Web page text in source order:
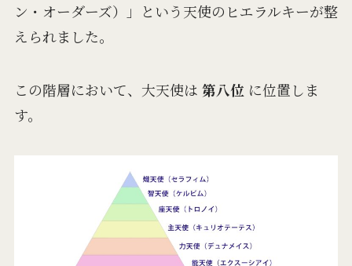
ン・オーダーズ）」という天使のヒエラルキーが整
えられました。
この階層において、大天使は 第八位 に位置しま
す。